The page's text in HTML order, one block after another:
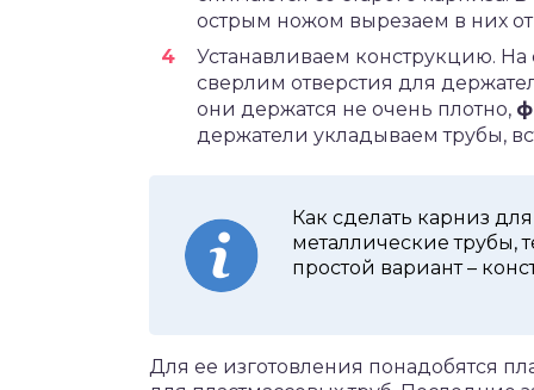
острым ножом вырезаем в них
Устанавливаем конструкцию. На
сверлим отверстия для
они держатся не очень плотно,
держатели укладываем трубы,
Как сделать карниз
металлические трубы,
простой вариант –
Для ее изготовления понадобятся